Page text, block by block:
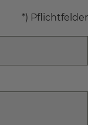
*) Pflichtfelder